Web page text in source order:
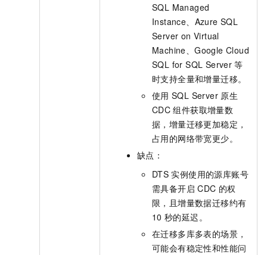
SQL Managed
Instance、Azure SQL
Server on Virtual
Machine、Google Cloud
SQL for SQL Server 等
时支持全量和增量迁移。
使用 SQL Server 原生
CDC 组件获取增量数
据，增量迁移更加稳定，
占用的网络带宽更少。
缺点：
DTS 实例使用的源库账号
需具备开启 CDC 的权
限，且增量数据迁移约有
10 秒的延迟。
在迁移多库多表的场景，
可能会有稳定性和性能问